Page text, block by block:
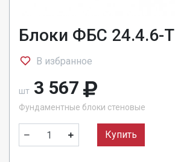
Блоки ФБС 24.4.6-Т
В избранное
шт 3 567
Фундаментные блоки стеновые
Купить